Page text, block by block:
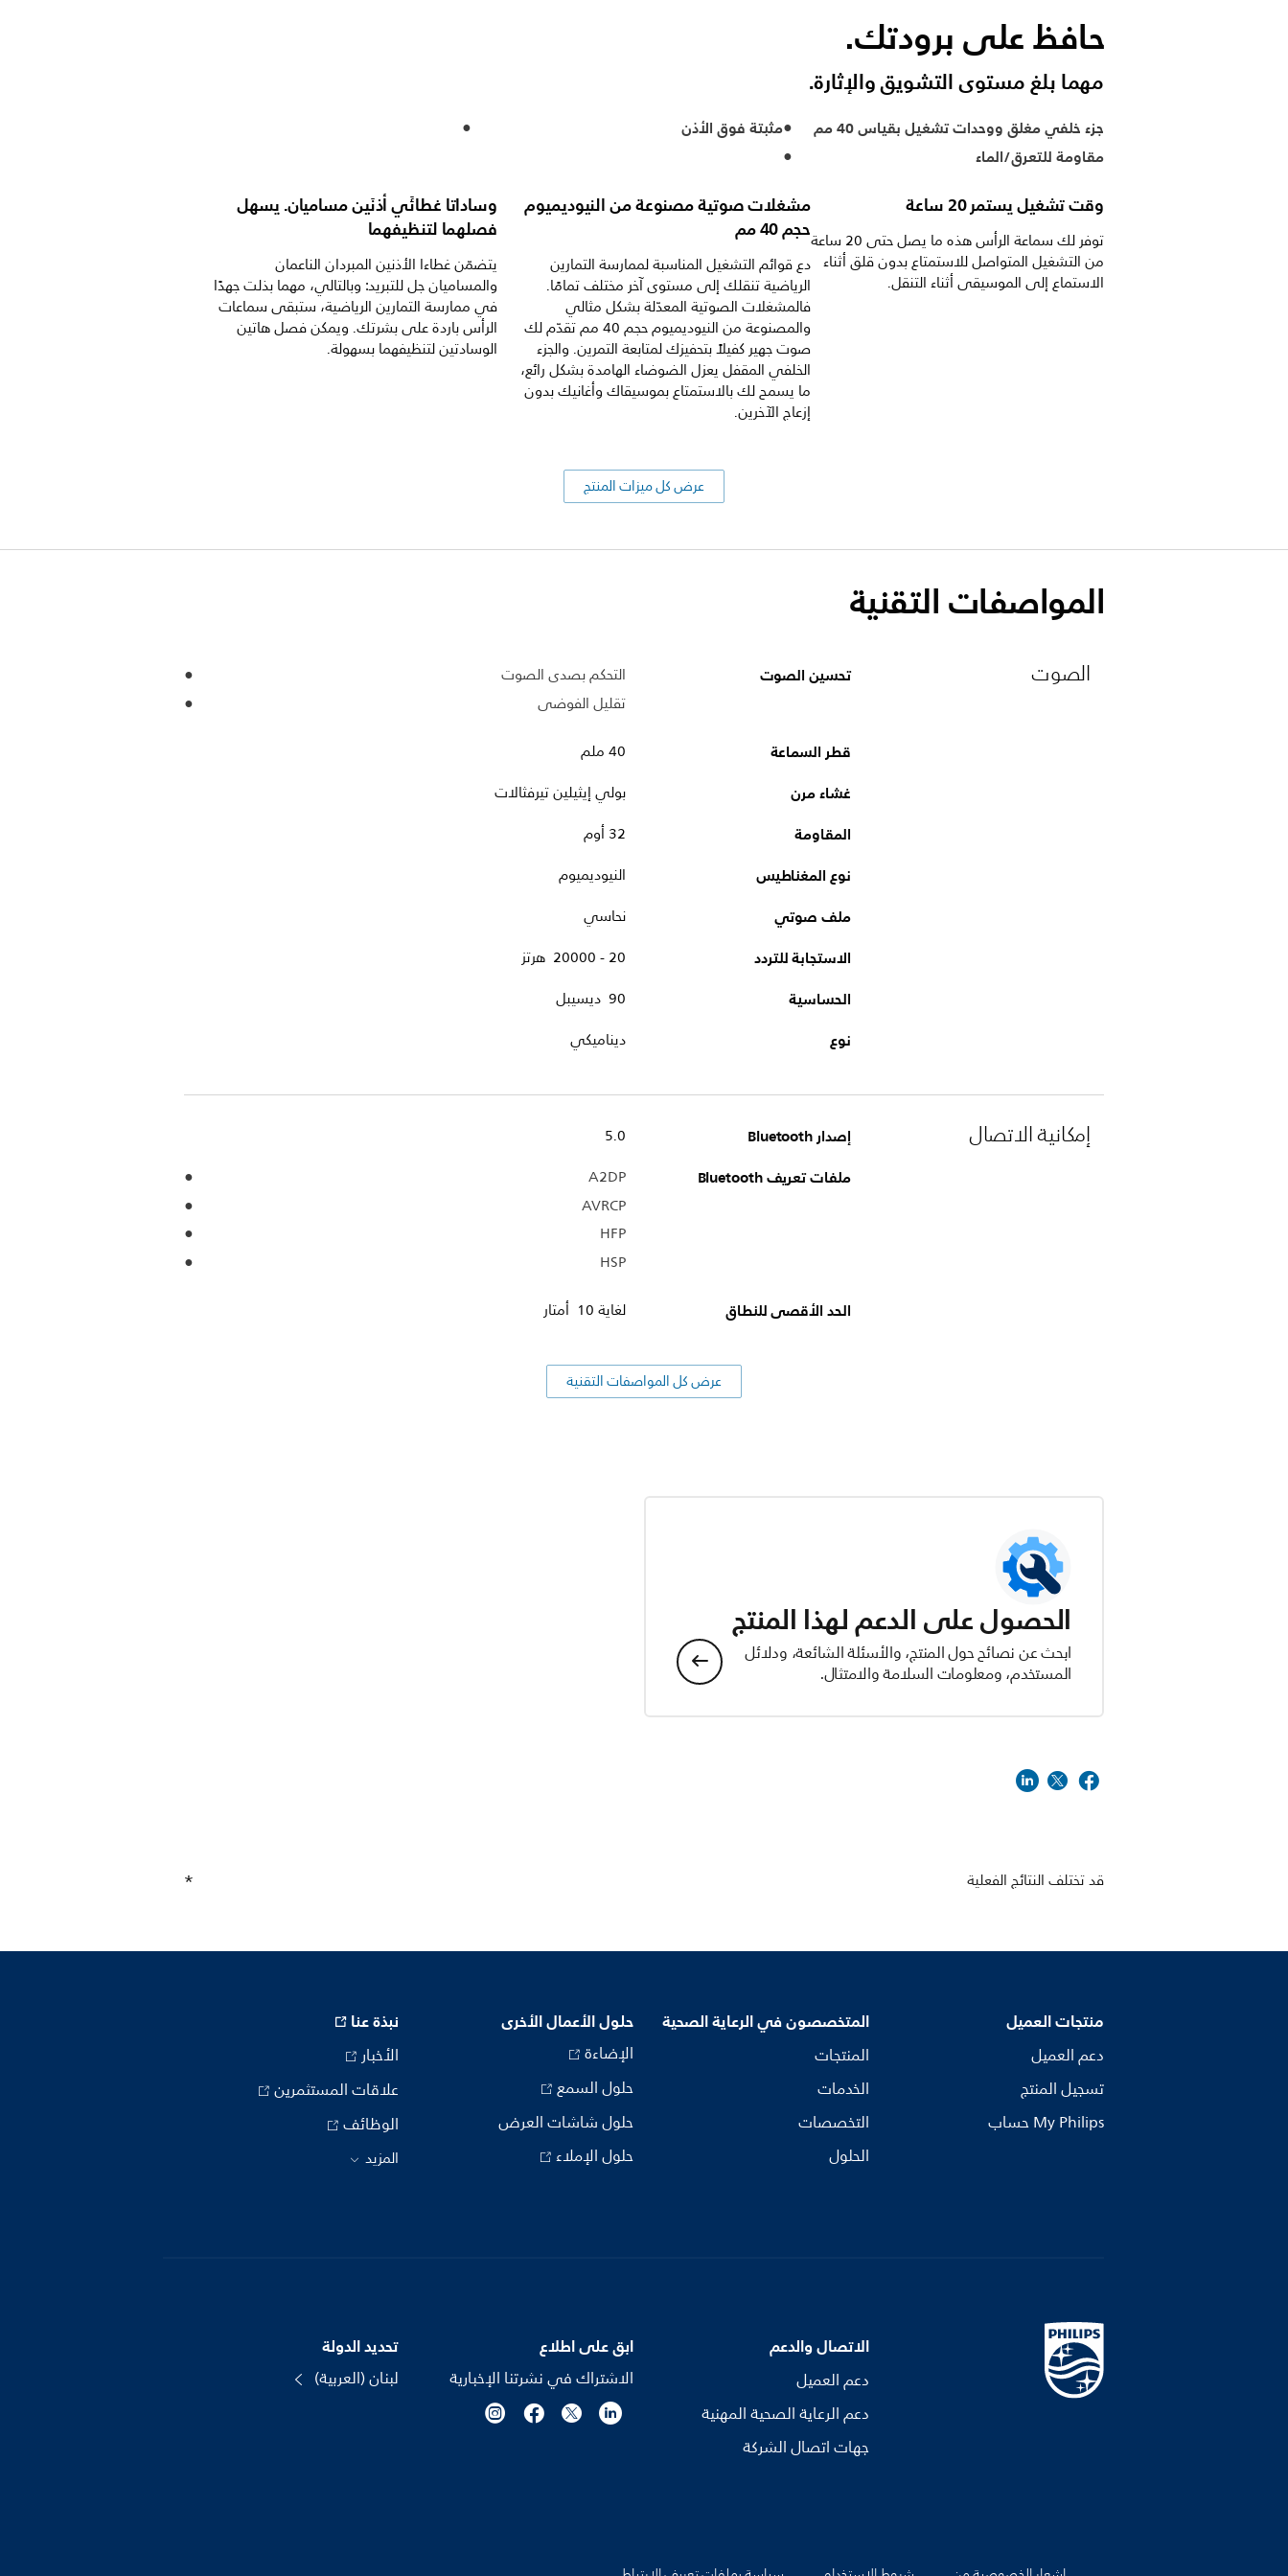
حافظ على برودتك.
مهما بلغ مستوى التشويق والإثارة.
جزء خلفي مغلق ووحدات تشغيل بقياس 40 مم
مثبتة فوق الأذن
مقاومة للتعرق/الماء
وقت تشغيل يستمر 20 ساعة
توفر لك سماعة الرأس هذه ما يصل حتى 20 ساعة
من التشغيل المتواصل للاستمتاع بدون قلق أثناء
الاستماع إلى الموسيقى أثناء التنقل.
مشغلات صوتية مصنوعة من النيوديميوم
حجم 40 مم
دع قوائم التشغيل المناسبة لممارسة التمارين
الرياضية تنقلك إلى مستوى آخر مختلف تمامًا.
فالمشغلات الصوتية المعدّلة بشكل مثالي
والمصنوعة من النيوديميوم حجم 40 مم تقدّم لك
صوت جهير كفيلاً بتحفيزك لمتابعة التمرين. والجزء
الخلفي المقفل يعزل الضوضاء الهامدة بشكل رائع،
ما يسمح لك بالاستمتاع بموسيقاك وأغانيك بدون
إزعاج الآخرين.
وساداتا غطائَي أذنَين مساميان. يسهل
فصلهما لتنظيفهما
يتضمّن غطاءا الأذنين المبردان الناعمان
والمساميان جل للتبريد: وبالتالي، مهما بذلت جهدًا
في ممارسة التمارين الرياضية، ستبقى سماعات
الرأس باردة على بشرتك. ويمكن فصل هاتين
الوسادتين لتنظيفهما بسهولة.
عرض كل ميزات المنتج
المواصفات التقنية
الصوت تحسين الصوت
التحكم بصدى الصوت
تقليل الفوضى
قطر السماعة 40 ملم
غشاء مرن بولي إيثيلين تيرفثالات
المقاومة 32 أوم
نوع المغناطيس النيوديميوم
ملف صوتي نحاسي
الاستجابة للتردد 20 - 20000 هرتز
الحساسية 90 ديسيبل
نوع ديناميكي
إمكانية الاتصال إصدار Bluetooth 5.0
ملفات تعريف Bluetooth
A2DP
AVRCP
HFP
HSP
الحد الأقصى للنطاق لغاية 10 أمتار
عرض كل المواصفات التقنية
الحصول على الدعم لهذا المنتج
ابحث عن نصائح حول المنتج، والأسئلة الشائعة، ودلائل
المستخدم، ومعلومات السلامة والامتثال.
قد تختلف النتائج الفعلية
منتجات العميل
دعم العميل
تسجيل المنتج
My Philips حساب
المتخصصون في الرعاية الصحية
المنتجات
الخدمات
التخصصات
الحلول
حلول الأعمال الأخرى
الإضاءة
حلول السمع
حلول شاشات العرض
حلول الإملاء
نبذة عنا
الأخبار
علاقات المستثمرين
الوظائف
المزيد
الاتصال والدعم
دعم العميل
دعم الرعاية الصحية المهنية
جهات اتصال الشركة
ابق على اطلاع
الاشتراك في نشرتنا الإخبارية
تحديد الدولة
لبنان (العربية)